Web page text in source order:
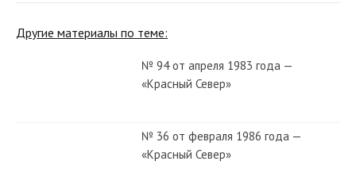
Другие материалы по теме:
№ 94 от апреля 1983 года —
«Красный Север»
№ 36 от февраля 1986 года —
«Красный Север»